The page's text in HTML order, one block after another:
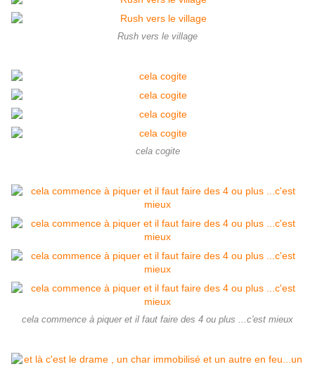
Rush vers le village
cela cogite
cela commence à piquer et il faut faire des 4 ou plus ...c'est mieux